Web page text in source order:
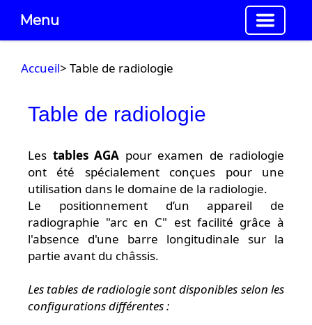
Menu
Accueil> Table de radiologie
Table de radiologie
Les tables AGA pour examen de radiologie
ont été spécialement conçues pour une
utilisation dans le domaine de la radiologie.
Le positionnement d’un appareil de
radiographie "arc en C" est facilité grâce à
l'absence d'une barre longitudinale sur la
partie avant du châssis.
Les tables de radiologie sont disponibles selon les
configurations différentes :